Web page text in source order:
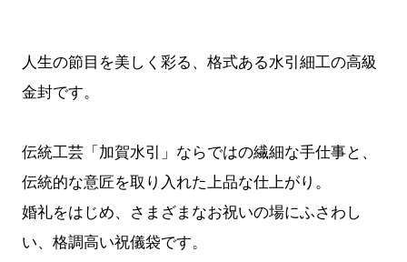
人生の節目を美しく彩る、格式ある水引細工の高級
金封です。
伝統工芸「加賀水引」ならではの繊細な手仕事と、
伝統的な意匠を取り入れた上品な仕上がり。
婚礼をはじめ、さまざまなお祝いの場にふさわし
い、格調高い祝儀袋です。